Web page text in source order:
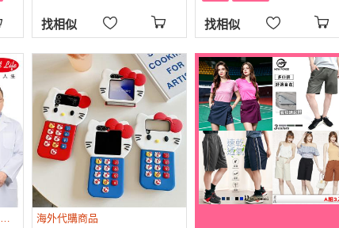
找相似 找相似
8/1-8/31發票金額滿$4999贈200樂透金(預計9/25前匯入)
海外代購商品